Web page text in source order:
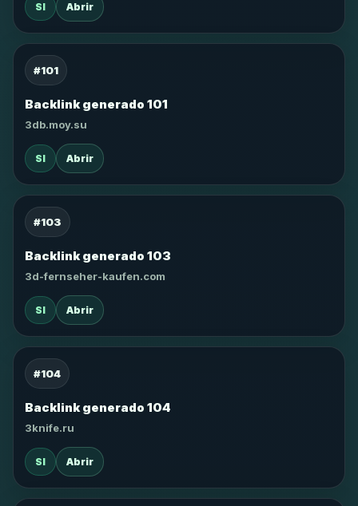
SI Abrir
#101
Backlink generado 101
3db.moy.su
SI Abrir
#103
Backlink generado 103
3d-fernseher-kaufen.com
SI Abrir
#104
Backlink generado 104
3knife.ru
SI Abrir